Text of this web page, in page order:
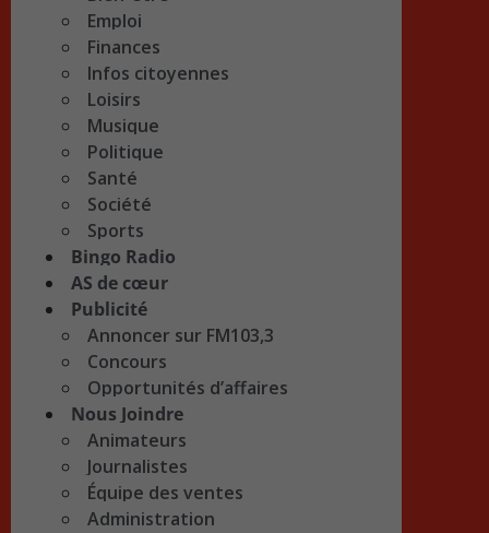
Emploi
Finances
Infos citoyennes
Loisirs
Musique
Politique
Santé
Société
Sports
Bingo Radio
AS de cœur
Publicité
Annoncer sur FM103,3
Concours
Opportunités d’affaires
Nous Joindre
Animateurs
Journalistes
Équipe des ventes
Administration